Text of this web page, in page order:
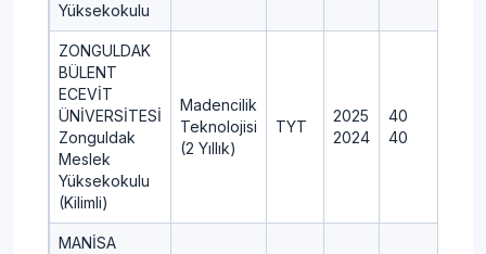
Yüksekokulu
ZONGULDAK
BÜLENT
ECEVİT
ÜNİVERSİTESİ
Zonguldak
Meslek
Yüksekokulu
(Kilimli)
Madencilik
Teknolojisi
(2 Yıllık)
TYT
2025
2024
40
40
MANİSA